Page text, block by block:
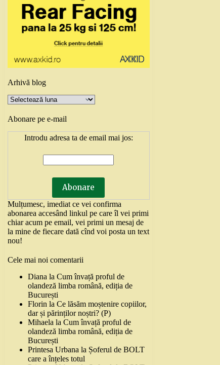
Arhivă blog
Arhivă
blog
Abonare pe e-mail
Introdu adresa ta de email mai jos:
Mulțumesc, imediat ce vei confirma
abonarea accesând linkul pe care îl vei primi
chiar acum pe email, vei primi un mesaj de
la mine de fiecare dată cînd voi posta un text
nou!
Cele mai noi comentarii
Diana laCum învață proful de
olandeză limba română, ediția de
București
Florin laCe lăsăm moștenire copiilor,
dar și părinților noștri? (P)
Mihaela laCum învață proful de
olandeză limba română, ediția de
București
Printesa Urbana la Șoferul de BOLT
care a înțeles totul